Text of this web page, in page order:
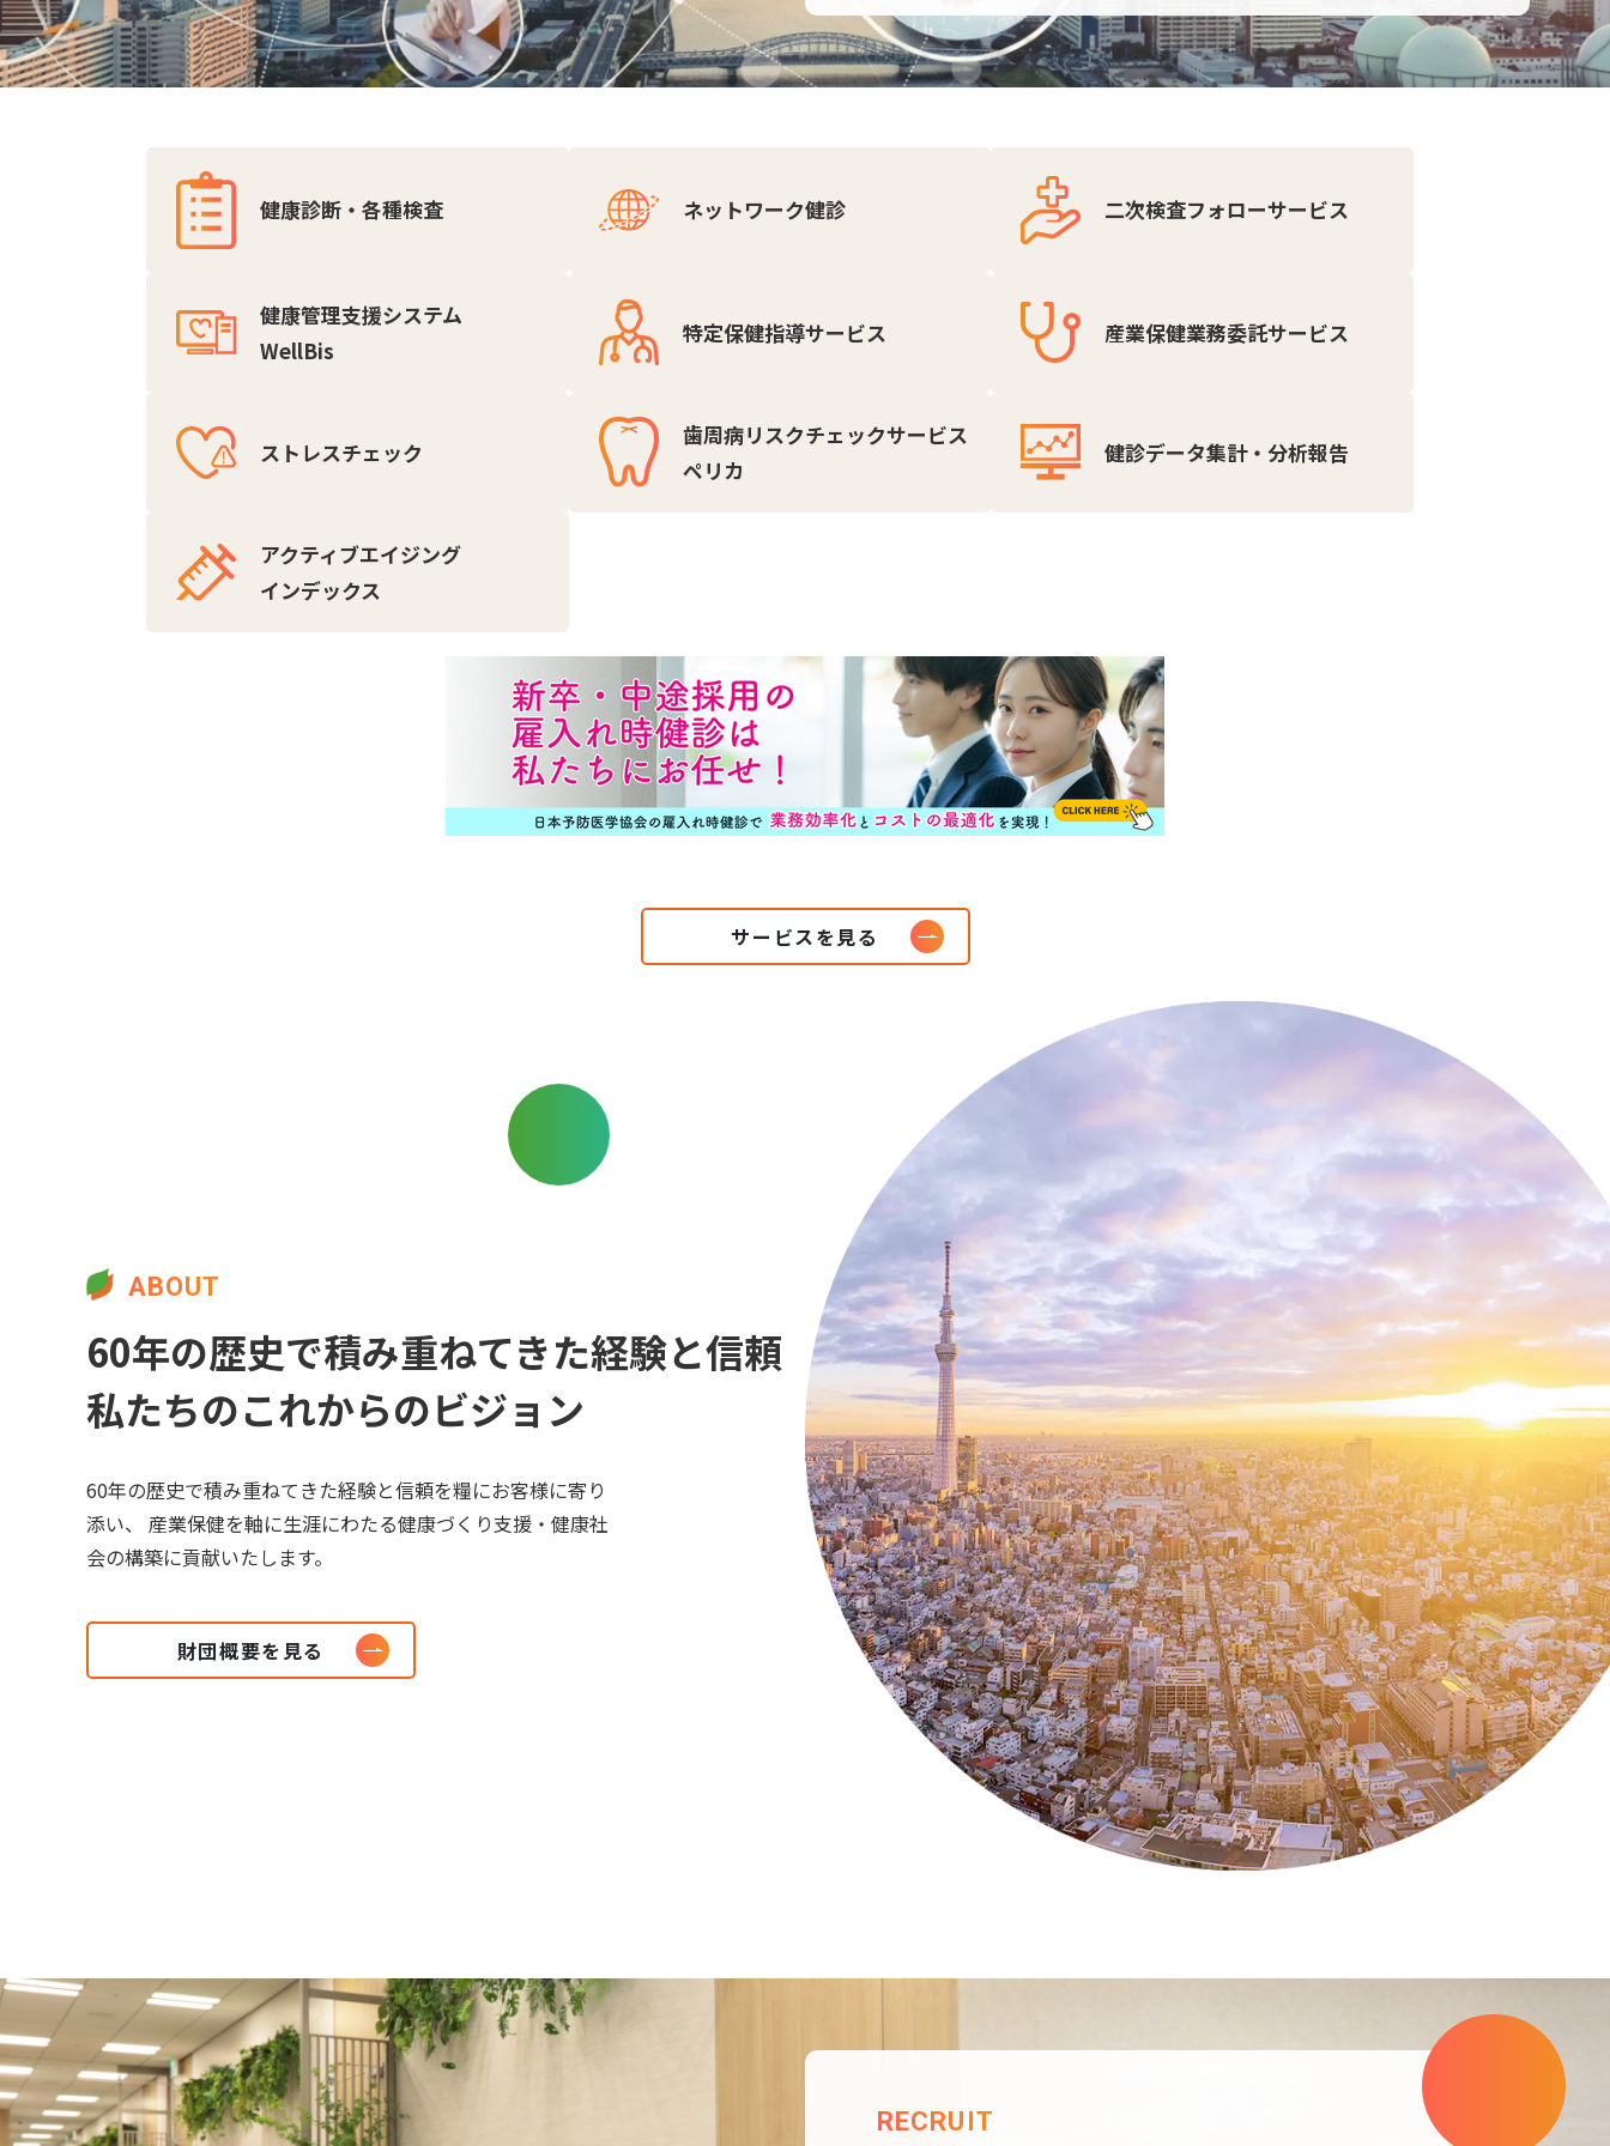
健康診断・各種検査 ネットワーク健診 二次検査フォローサービス
健康管理支援システム
WellBis
特定保健指導サービス 産業保健業務委託サービス
ストレスチェック
歯周病リスクチェックサービス
ペリカ
健診データ集計・分析報告
アクティブエイジング
インデックス
サービスを見る
ABOUT
60年の歴史で積み重ねてきた経験と信頼
私たちのこれからのビジョン
60年の歴史で積み重ねてきた経験と信頼を糧にお客様に寄り
添い、 産業保健を軸に生涯にわたる健康づくり支援・健康社
会の構築に貢献いたします。
財団概要を見る
RECRUIT